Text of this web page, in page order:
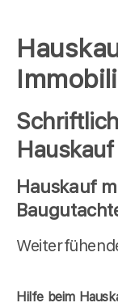
Hauskauf
Hilfe beim